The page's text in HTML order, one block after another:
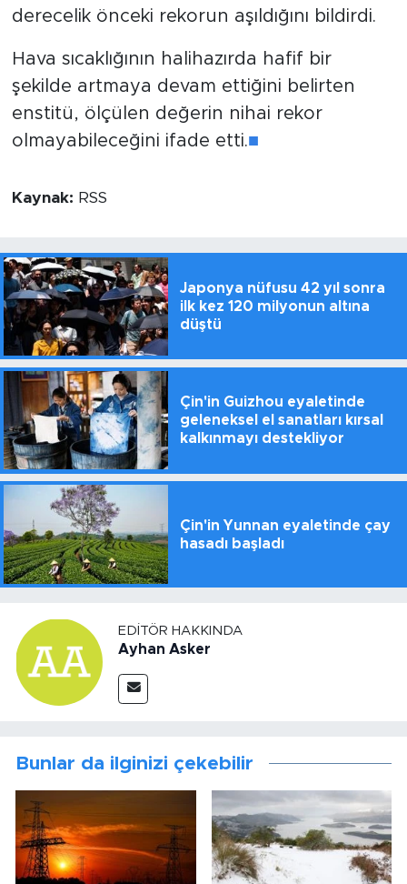
derecelik önceki rekorun aşıldığını bildirdi.
Hava sıcaklığının halihazırda hafif bir
şekilde artmaya devam ettiğini belirten
enstitü, ölçülen değerin nihai rekor
olmayabileceğini ifade etti.■
Kaynak: RSS
Japonya nüfusu 42 yıl sonra
ilk kez 120 milyonun altına
düştü
Çin'in Guizhou eyaletinde
geleneksel el sanatları kırsal
kalkınmayı destekliyor
Çin'in Yunnan eyaletinde çay
hasadı başladı
EDITÖR HAKKINDA
Ayhan Asker
Bunlar da ilginizi çekebilir